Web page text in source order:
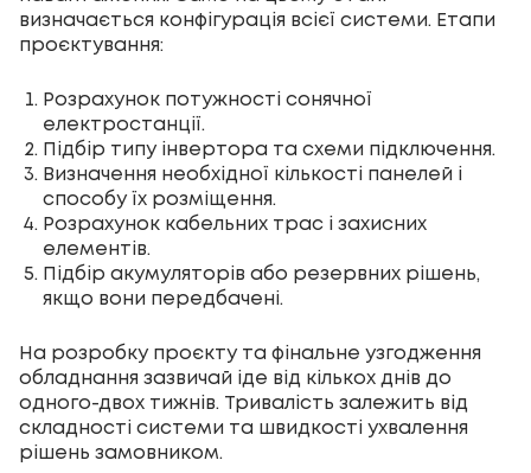
визначається конфігурація всієї системи. Етапи
проєктування:
Розрахунок потужності сонячної
електростанції.
Підбір типу інвертора та схеми підключення.
Визначення необхідної кількості панелей і
способу їх розміщення.
Розрахунок кабельних трас і захисних
елементів.
Підбір акумуляторів або резервних рішень,
якщо вони передбачені.
На розробку проєкту та фінальне узгодження
обладнання зазвичай іде від кількох днів до
одного-двох тижнів. Тривалість залежить від
складності системи та швидкості ухвалення
рішень замовником.